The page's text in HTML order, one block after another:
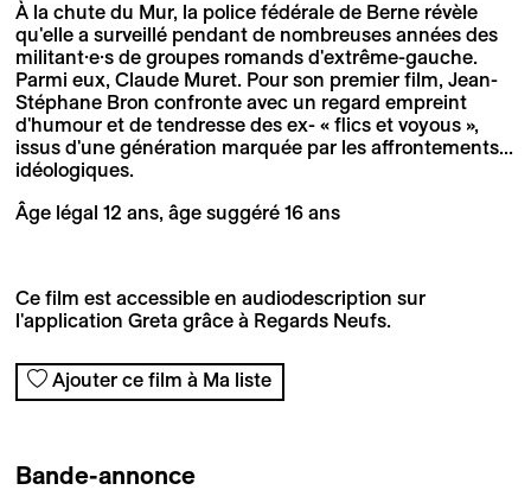
À la chute du Mur, la police fédérale de Berne révèle
qu'elle a surveillé pendant de nombreuses années des
militant·e·s de groupes romands d'extrême-gauche.
Parmi eux, Claude Muret. Pour son premier film, Jean-
Stéphane Bron confronte avec un regard empreint
d'humour et de tendresse des ex- « flics et voyous »,
issus d'une génération marquée par les affrontements...
idéologiques.
Âge légal 12 ans, âge suggéré 16 ans
Ce film est accessible en audiodescription sur
l'application Greta grâce à Regards Neufs.
Ajouter ce film à Ma liste
Bande-annonce